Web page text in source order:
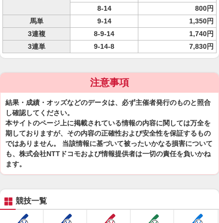
8-14
800円
馬単
9-14
1,350円
3連複
8-9-14
1,740円
3連単
9-14-8 7,830円
注意事項
結果・成績・オッズなどのデータは、必ず主催者発行のものと照合
し確認してください。
本サイトのページ上に掲載されている情報の内容に関しては万全を
期しておりますが、その内容の正確性および安全性を保証するもの
ではありません。 当該情報に基づいて被ったいかなる損害について
も、株式会社NTTドコモおよび情報提供者は一切の責任を負いかね
ます。
競技一覧